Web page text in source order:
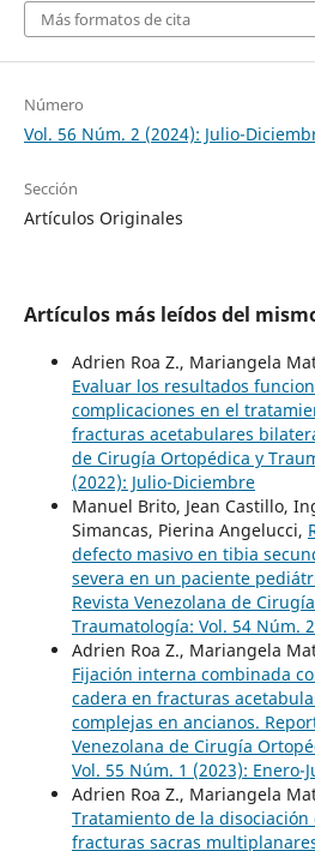
Más formatos de cita
Número
Vol. 56 Núm. 2 (2024): Julio-
Sección
Artículos Originales
Artículos más leídos del
Adrien Roa Z., Mariangela
Evaluar los resultados
complicaciones en el
fracturas acetabulares
de Cirugía Ortopédica y
(2022): Julio-Diciembre
Manuel Brito, Jean Castillo,
Simancas, Pierina Angelucci,
defecto masivo en tibia
severa en un paciente
Revista Venezolana de
Traumatología: Vol. 54 Núm.
Adrien Roa Z., Mariangela
Fijación interna combinada
cadera en fracturas
complejas en ancianos.
Venezolana de Cirugía
Vol. 55 Núm. 1 (2023): Enero-
Adrien Roa Z., Mariangela
Tratamiento de la disociación
fracturas sacras